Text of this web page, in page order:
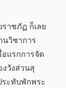
าชภัฏ ก็เลย
วิชาการ
แรกการจัด
วังส่วนสุ
ะทับพักพระ